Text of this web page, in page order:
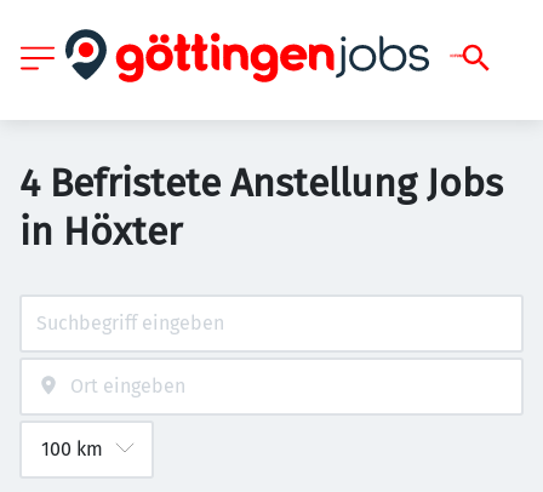
4 Befristete Anstellung Jobs
in Höxter